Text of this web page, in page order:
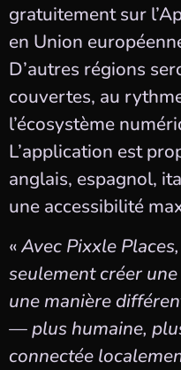
gratuitement sur
en Union
D’autres régions
couvertes, au
l’écosystème
L’application est
anglais, espagnol,
une accessibilité
«Avec Pixxle
seulement créer
une manière
— plus humaine,
connectée